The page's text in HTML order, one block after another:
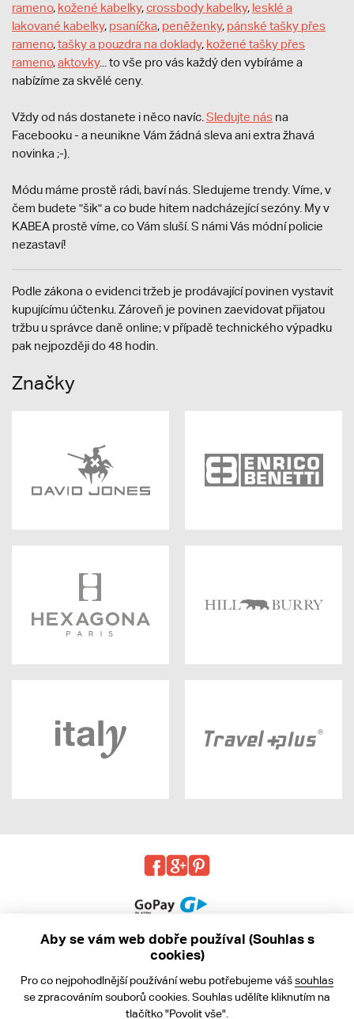
rameno, kožené kabelky,crossbody kabelky, lesklé a
lakované kabelky, psaníčka, peněženky, pánské tašky přes
rameno,tašky a pouzdra na doklady, kožené tašky přes
rameno,aktovky... to vše pro vás každý den vybíráme a
nabízíme za skvělé ceny.
Vždy od nás dostanete i něco navíc. Sledujte nás na
Facebooku - a neunikne Vám žádná sleva ani extra žhavá
novinka ;-).
Módu máme prostě rádi, baví nás. Sledujeme trendy. Víme, v
čem budete "šik" a co bude hitem nadcházející sezóny. My v
KABEA prostě víme, co Vám sluší. S námi Vás módní policie
nezastaví!
Podle zákona o evidenci tržeb je prodávající povinen vystavit
kupujícímu účtenku. Zároveň je povinen zaevidovat přijatou
tržbu u správce daně online; v případě technického výpadku
pak nejpozději do 48 hodin.
Značky
Obchodní podmínky
Aby se vám web dobře používal (Souhlas s
cookies)
Pro co nejpohodlnější používání webu potřebujeme vášsouhlas
se zpracováním souborů cookies. Souhlas udělíte kliknutím na
tlačítko "Povolit vše".